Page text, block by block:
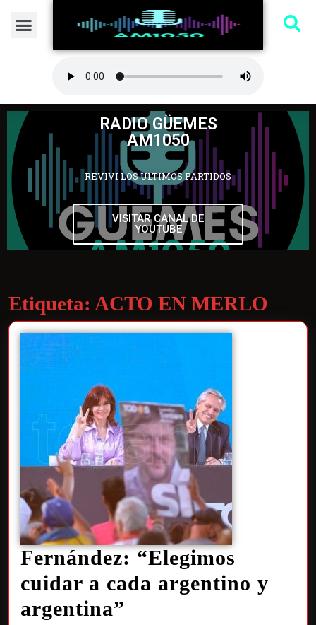
RADIO GÜEMES
AM1050
REVIVI LOS ULTIMOS PARTIDOS
VISITAR CANAL DE
YOUTUBE
Etiqueta: ACTO EN MERLO
Fernández: “Elegimos
cuidar a cada argentino y
argentina”